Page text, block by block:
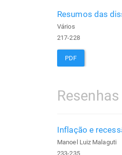
Resumos das
Vários
217-228
PDF
Resenhas
Inflação e
Manoel Luiz Malaguti
233-235